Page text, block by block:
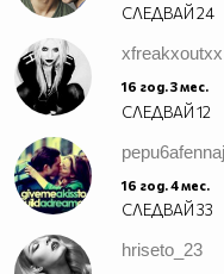
СЛЕДВАЙ24
xfreakxoutxx
16 год. 3 мес.
СЛЕДВАЙ12
16 год. 4 мес.
СЛЕДВАЙ33
hriseto_23